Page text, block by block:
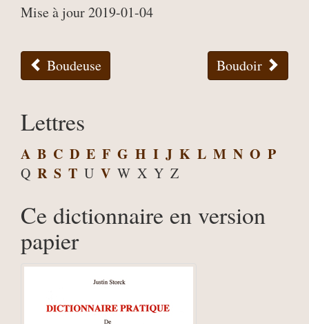
Mise à jour 2019-01-04
Boudeuse Boudoir
Lettres
A B C D E F G H I J K L M N O P
Q R S T U V W X Y Z
Ce dictionnaire en version
papier